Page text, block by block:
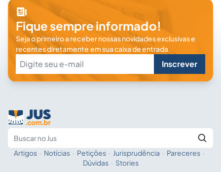
Fique sempre informado!
Seja o primeiro a receber nossas novidades exclusivas e
recentes diretamente em sua caixa de entrada.
Inscrever
Fale com a IA
Artigos · Notícias · Petições · Jurisprudência · Pareceres ·
Dúvidas · Stories